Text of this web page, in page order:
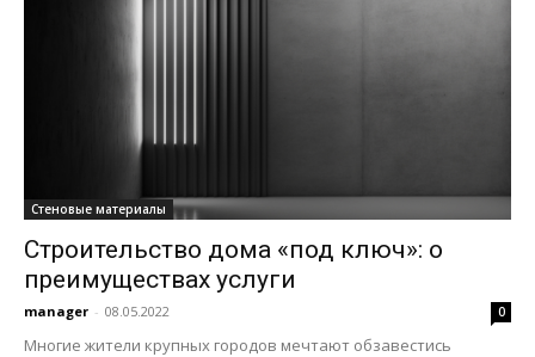
Стеновые материалы
Строительство дома «под ключ»: о
преимуществах услуги
manager - 08.05.2022 0
Многие жители крупных городов мечтают обзавестись